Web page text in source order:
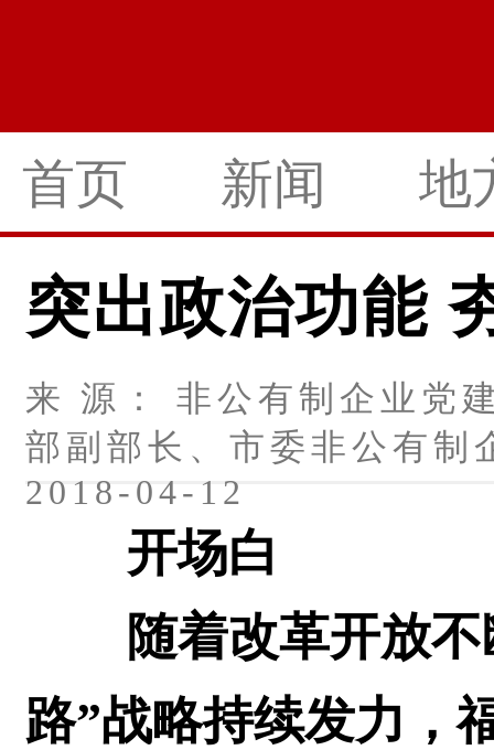
首页 新闻 地
突出政治功能
来 源： 非公有制企业党
部副部长、市委非公有
2018-04-12
开场白
随着改革开放不
路”战略持续发力，